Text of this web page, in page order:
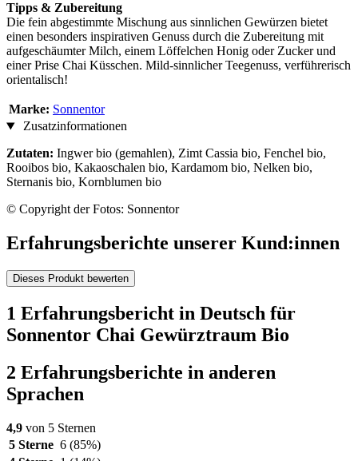
Tipps & Zubereitung
Die fein abgestimmte Mischung aus sinnlichen Gewürzen bietet
einen besonders inspirativen Genuss durch die Zubereitung mit
aufgeschäumter Milch, einem Löffelchen Honig oder Zucker und
einer Prise Chai Küsschen. Mild-sinnlicher Teegenuss, verführerisch
orientalisch!
Marke: Sonnentor
Zusatzinformationen
Zutaten: Ingwer bio (gemahlen), Zimt Cassia bio, Fenchel bio,
Rooibos bio, Kakaoschalen bio, Kardamom bio, Nelken bio,
Sternanis bio, Kornblumen bio
© Copyright der Fotos: Sonnentor
Erfahrungsberichte unserer Kund:innen
Dieses Produkt bewerten
1 Erfahrungsbericht in Deutsch für
Sonnentor Chai Gewürztraum Bio
2 Erfahrungsberichte in anderen
Sprachen
4,9 von 5 Sternen
5 Sterne 6 (85%)